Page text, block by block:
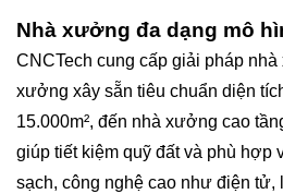
Nhà xưởng đa dạng mô
CNCTech cung cấp giải pháp
xưởng xây sẵn tiêu chuẩn diện
15.000m², đến nhà xưởng cao
giúp tiết kiệm quỹ đất và phù hợp
sạch, công nghệ cao như điện tử,